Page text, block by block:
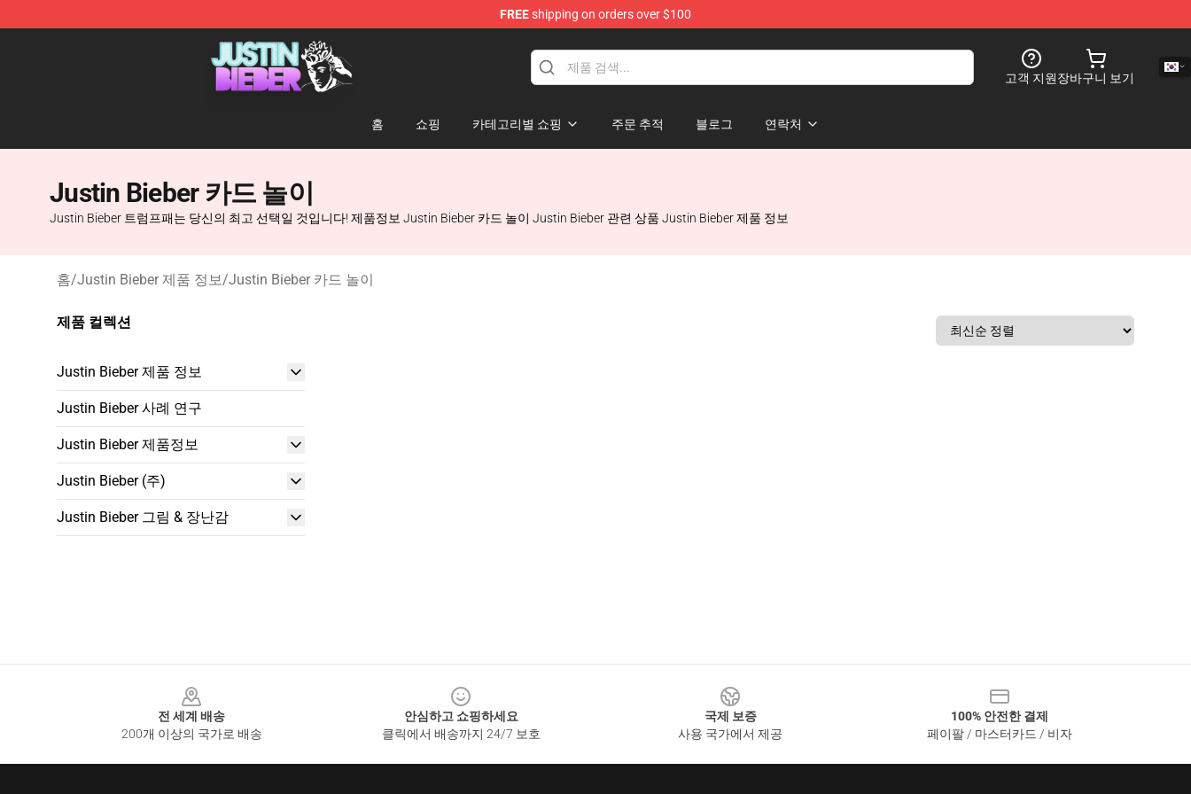
FREEshipping on orders over $100
Justin Bieber Store - Official Justin Bieber Merchandise Shop
고객 지원장바구니 보기
홈 쇼핑 카테고리별 쇼핑 주문 추적 블로그 연락처
Justin Bieber 카드 놀이
Justin Bieber 트럼프패는 당신의 최고 선택일 것입니다! 제품정보 Justin Bieber 카드 놀이 Justin Bieber 관련 상품 Justin Bieber 제품 정보
홈/Justin Bieber 제품 정보/Justin Bieber 카드 놀이
제품 컬렉션
Justin Bieber 제품 정보
Justin Bieber 사례 연구
Justin Bieber 제품정보
Justin Bieber (주)
Justin Bieber 그림 & 장난감
전 세계 배송
200개 이상의 국가로 배송
안심하고 쇼핑하세요
클릭에서 배송까지 24/7 보호
국제 보증
사용 국가에서 제공
100% 안전한 결제
페이팔 / 마스터카드 / 비자